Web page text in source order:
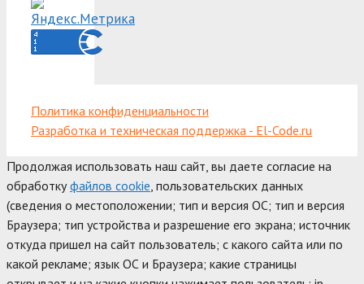
Политика конфиденциальности
Разработка и техническая поддержка - El-Code.ru
Продолжая использовать наш сайт, вы даете согласие на
обработкуфайлов cookie , пользовательских данных
(сведения о местоположении; тип и версия ОС; тип и версия
Браузера; тип устройства и разрешение его экрана; источник
откуда пришел на сайт пользователь; с какого сайта или по
какой рекламе; язык ОС и Браузера; какие страницы